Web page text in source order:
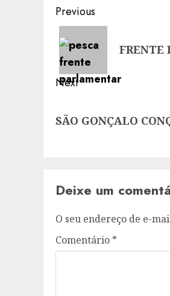
Post
navigation
Previous
Previous
post:
FRENTE
Next
post:
SÃO GONÇALO
Deixe um
O seu endereço de e-
Comentário *